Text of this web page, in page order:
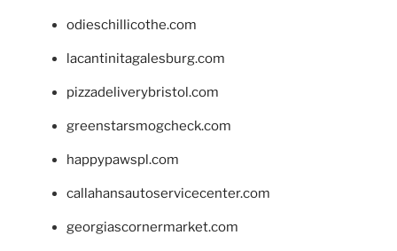
odieschillicothe.com
lacantinitagalesburg.com
pizzadeliverybristol.com
greenstarsmogcheck.com
happypawspl.com
callahansautoservicecenter.com
georgiascornermarket.com